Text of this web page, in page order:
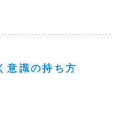
意識の持ち方